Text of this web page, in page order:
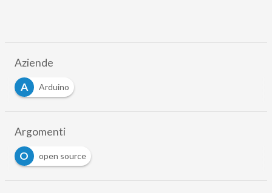
Aziende
A
Arduino
Argomenti
O
open source